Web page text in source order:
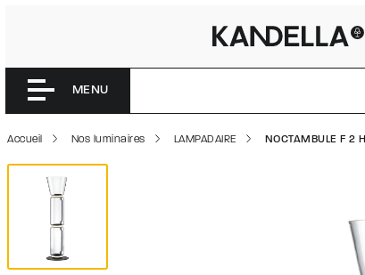
MENU
Accueil Nos luminaires LAMPADAIRE NOCTAMBULE F 2